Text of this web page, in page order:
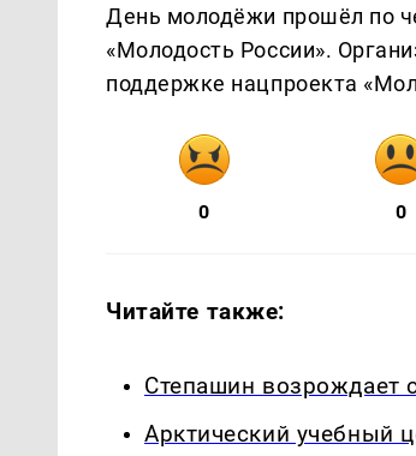
День молодёжи прошёл по
«Молодость России».
поддержке нацпроекта
0 0
Читайте также:
Степашин возрождает
Арктический учебный